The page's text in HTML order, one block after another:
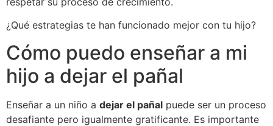
¿Qué estrategias te han funcionado mejor con tu hijo?
Cómo puedo enseñar a mi
hijo a dejar el pañal
Enseñar a un niño a dejar el pañal puede ser un proceso
desafiante pero igualmente gratificante. Es importante